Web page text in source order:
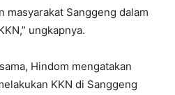
masyarakat Sanggeng dalam
ungkapnya.
Hindom mengatakan
KKN di Sanggeng